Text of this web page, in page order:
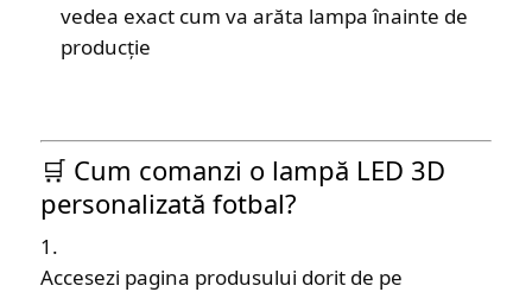
vedea exact cum va arăta lampa înainte de
producție
🛒 Cum comanzi o lampă LED 3D
personalizată fotbal?
Accesezi pagina produsului dorit de pe